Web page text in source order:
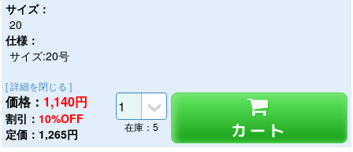
サイズ：
20
仕様：
サイズ:20号
[ 詳細を閉じる ]
価格： 1,140円
割引： 10%OFF
定価：1,265円
カート
在庫：5